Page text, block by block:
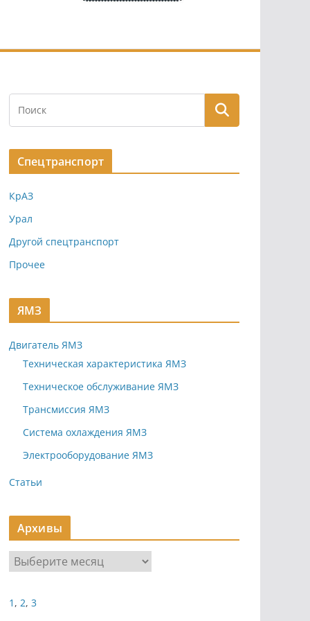
Спецтранспорт
КрАЗ
Урал
Другой спецтранспорт
Прочее
ЯМЗ
Двигатель ЯМЗ
Техническая характеристика ЯМЗ
Техническое обслуживание ЯМЗ
Трансмиссия ЯМЗ
Система охлаждения ЯМЗ
Электрооборудование ЯМЗ
Статьи
Архивы
р
и
1 , 2, 3